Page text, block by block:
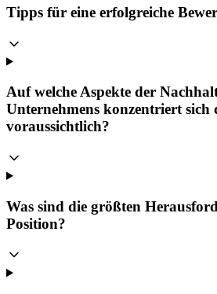
Tipps für eine erfolgreiche
Auf welche Aspekte der
Unternehmens konzentriert sich
voraussichtlich?
Was sind die größten
Position?